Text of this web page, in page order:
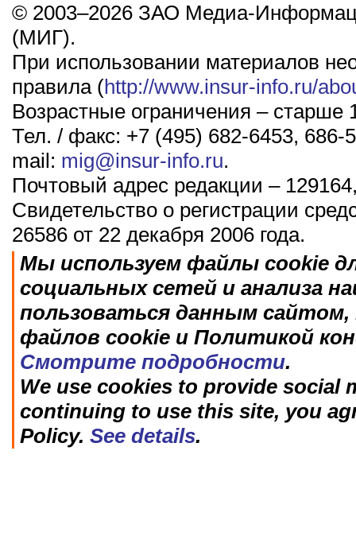
© 2003–2026 ЗАО Медиа-
(МИГ).
При использовании материалов
правила (http://www.insur-info.ru/
Возрастные ограничения – старше
Тел. / факс: +7 (495) 682-6453, 686-
mail: mig@insur-info.ru.
Почтовый адрес редакции –
Свидетельство о регистрации
26586 от 22 декабря 2006 года.
Мы используем файлы cookie
социальных сетей и анализа
пользоваться данным
файлов cookie и Политикой
Смотрите подробности.
We use cookies to provide social
continuing to use this site, you
Policy. See details.